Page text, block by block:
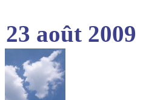
23 août 2009